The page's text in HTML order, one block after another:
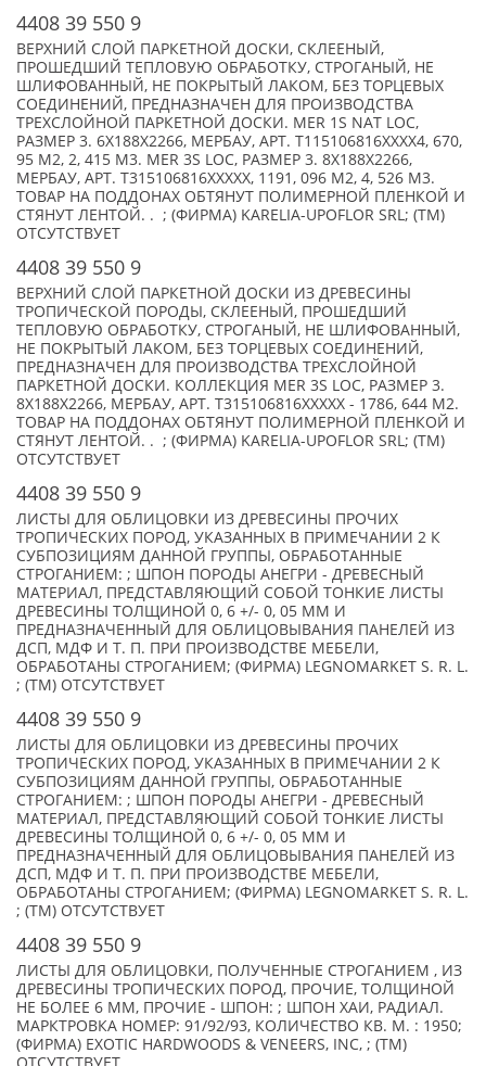
4408 39 550 9
ВЕРХНИЙ СЛОЙ ПАРКЕТНОЙ ДОСКИ, СКЛЕЕНЫЙ,
ПРОШЕДШИЙ ТЕПЛОВУЮ ОБРАБОТКУ, СТРОГАНЫЙ, НЕ
ШЛИФОВАННЫЙ, НЕ ПОКРЫТЫЙ ЛАКОМ, БЕЗ ТОРЦЕВЫХ
СОЕДИНЕНИЙ, ПРЕДНАЗНАЧЕН ДЛЯ ПРОИЗВОДСТВА
ТРЕХСЛОЙНОЙ ПАРКЕТНОЙ ДОСКИ. MER 1S NAT LOC,
РАЗМЕР 3. 6X188X2266, МЕРБАУ, АРТ. T115106816XXXX4, 670,
95 М2, 2, 415 М3. MER 3S LOC, РАЗМЕР 3. 8X188X2266,
МЕРБАУ, АРТ. T315106816XXXXX, 1191, 096 М2, 4, 526 М3.
ТОВАР НА ПОДДОНАХ ОБТЯНУТ ПОЛИМЕРНОЙ ПЛЕНКОЙ И
СТЯНУТ ЛЕНТОЙ. . ; (ФИРМА) KARELIA-UPOFLOR SRL; (TM)
ОТСУТСТВУЕТ
4408 39 550 9
ВЕРХНИЙ СЛОЙ ПАРКЕТНОЙ ДОСКИ ИЗ ДРЕВЕСИНЫ
ТРОПИЧЕСКОЙ ПОРОДЫ, СКЛЕЕНЫЙ, ПРОШЕДШИЙ
ТЕПЛОВУЮ ОБРАБОТКУ, СТРОГАНЫЙ, НЕ ШЛИФОВАННЫЙ,
НЕ ПОКРЫТЫЙ ЛАКОМ, БЕЗ ТОРЦЕВЫХ СОЕДИНЕНИЙ,
ПРЕДНАЗНАЧЕН ДЛЯ ПРОИЗВОДСТВА ТРЕХСЛОЙНОЙ
ПАРКЕТНОЙ ДОСКИ. КОЛЛЕКЦИЯ MER 3S LOC, РАЗМЕР 3.
8X188X2266, МЕРБАУ, АРТ. T315106816XXXXX - 1786, 644 М2.
ТОВАР НА ПОДДОНАХ ОБТЯНУТ ПОЛИМЕРНОЙ ПЛЕНКОЙ И
СТЯНУТ ЛЕНТОЙ. . ; (ФИРМА) KARELIA-UPOFLOR SRL; (TM)
ОТСУТСТВУЕТ
4408 39 550 9
ЛИСТЫ ДЛЯ ОБЛИЦОВКИ ИЗ ДРЕВЕСИНЫ ПРОЧИХ
ТРОПИЧЕСКИХ ПОРОД, УКАЗАННЫХ В ПРИМЕЧАНИИ 2 К
СУБПОЗИЦИЯМ ДАННОЙ ГРУППЫ, ОБРАБОТАННЫЕ
СТРОГАНИЕМ: ; ШПОН ПОРОДЫ АНЕГРИ - ДРЕВЕСНЫЙ
МАТЕРИАЛ, ПРЕДСТАВЛЯЮЩИЙ СОБОЙ ТОНКИЕ ЛИСТЫ
ДРЕВЕСИНЫ ТОЛЩИНОЙ 0, 6 +/- 0, 05 ММ И
ПРЕДНАЗНАЧЕННЫЙ ДЛЯ ОБЛИЦОВЫВАНИЯ ПАНЕЛЕЙ ИЗ
ДСП, МДФ И Т. П. ПРИ ПРОИЗВОДСТВЕ МЕБЕЛИ,
ОБРАБОТАНЫ СТРОГАНИЕМ; (ФИРМА) LEGNOMARKET S. R. L.
; (TM) ОТСУТСТВУЕТ
4408 39 550 9
ЛИСТЫ ДЛЯ ОБЛИЦОВКИ ИЗ ДРЕВЕСИНЫ ПРОЧИХ
ТРОПИЧЕСКИХ ПОРОД, УКАЗАННЫХ В ПРИМЕЧАНИИ 2 К
СУБПОЗИЦИЯМ ДАННОЙ ГРУППЫ, ОБРАБОТАННЫЕ
СТРОГАНИЕМ: ; ШПОН ПОРОДЫ АНЕГРИ - ДРЕВЕСНЫЙ
МАТЕРИАЛ, ПРЕДСТАВЛЯЮЩИЙ СОБОЙ ТОНКИЕ ЛИСТЫ
ДРЕВЕСИНЫ ТОЛЩИНОЙ 0, 6 +/- 0, 05 ММ И
ПРЕДНАЗНАЧЕННЫЙ ДЛЯ ОБЛИЦОВЫВАНИЯ ПАНЕЛЕЙ ИЗ
ДСП, МДФ И Т. П. ПРИ ПРОИЗВОДСТВЕ МЕБЕЛИ,
ОБРАБОТАНЫ СТРОГАНИЕМ; (ФИРМА) LEGNOMARKET S. R. L.
; (TM) ОТСУТСТВУЕТ
4408 39 550 9
ЛИСТЫ ДЛЯ ОБЛИЦОВКИ, ПОЛУЧЕННЫЕ СТРОГАНИЕМ , ИЗ
ДРЕВЕСИНЫ ТРОПИЧЕСКИХ ПОРОД, ПРОЧИЕ, ТОЛЩИНОЙ
НЕ БОЛЕЕ 6 ММ, ПРОЧИЕ - ШПОН: ; ШПОН ХАИ, РАДИАЛ.
МАРКТРОВКА НОМЕР: 91/92/93, КОЛИЧЕСТВО КВ. М. : 1950;
(ФИРМА) EXOTIC HARDWOODS & VENEERS, INC, ; (TM)